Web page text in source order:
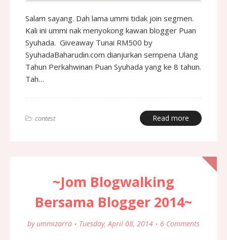
Salam sayang. Dah lama ummi tidak join segmen.
Kali ini ummi nak menyokong kawan blogger Puan
Syuhada. Giveaway Tunai RM500 by
SyuhadaBaharudin.com dianjurkan sempena Ulang
Tahun Perkahwinan Puan Syuhada yang ke 8 tahun.
Tah…
contest Read more
~Jom Blogwalking
Bersama Blogger 2014~
by ummizarra Tuesday, April 08, 2014 6 Comments